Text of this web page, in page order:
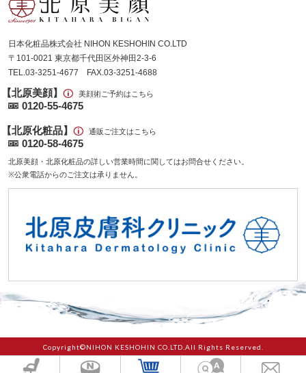
日本化粧品株式会社 NIHON KESHOHIN CO.LTD
〒101-0021 東京都千代田区外神田2-3-6
TEL.03-3251-4677 FAX.03-3251-4688
【北原美顔】 美顔術ご予約はこちら
0120-55-4675
【北原化粧品】 通販ご注文はこちら
0120-58-4675
北原美顔・北原化粧品の詳しい営業時間に関してはお問合せください。
※公衆電話からのご注文は承りません。
Copyright©NIHON KESHOHIN CO.LTD.All Rights Reserved.